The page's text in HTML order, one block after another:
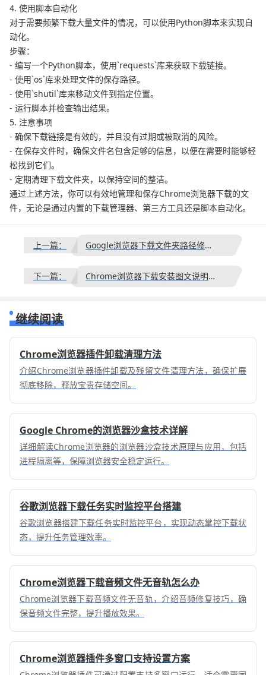
4. 使用脚本自动化
对于需要频繁下载大量文件的情况，可以使用Python脚本来实现自
动化。
步骤：
- 编写一个Python脚本，使用`requests`库来获取下载链接。
- 使用`os`库来处理文件的保存路径。
- 使用`shutil`库来移动文件到指定位置。
- 运行脚本并检查输出结果。
5. 注意事项
- 确保下载链接是有效的，并且没有过期或被取消的风险。
- 在保存文件时，确保文件名包含足够的信息，以便在需要时能够轻
松找到它们。
- 定期清理下载文件夹，以保持空间的整洁。
通过上述方法，你可以有效地管理和保存Chrome浏览器下载的文
件，无论是通过内置的下载管理器、第三方工具还是脚本自动化。
上一篇： Google浏览器下载文件夹路径修改失败怎么办
下一篇： Chrome浏览器下载安装图文说明与操作指南
继续阅读
Chrome浏览器插件卸载清理方法
介绍Chrome浏览器插件卸载及残留文件清理方法，确保扩展
彻底移除，释放宝贵存储空间。
Google Chrome的浏览器沙盒技术详解
详细解读Chrome浏览器的浏览器沙盒技术原理与应用，包括
进程隔离等，保障浏览器安全稳定运行。
谷歌浏览器下载任务实时监控平台搭建
谷歌浏览器搭建下载任务实时监控平台，实现动态掌控下载状
态，提升任务管理效率。
Chrome浏览器下载音频文件无音轨怎么办
Chrome浏览器下载音频文件无音轨，介绍音频修复技巧，确
保音频文件完整，提升播放效果。
Chrome浏览器插件多窗口支持设置方案